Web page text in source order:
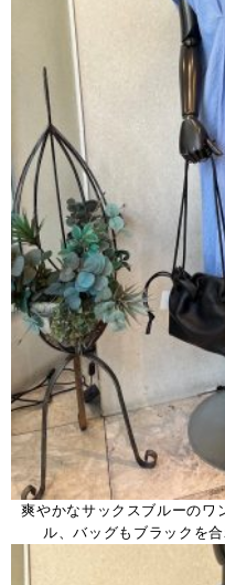
爽やかなサックスブルーのワ
ル、バッグもブラックを